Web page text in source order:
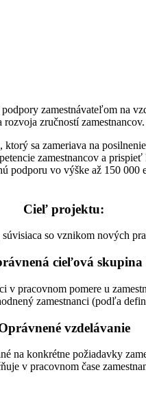
zamestnávateľom na
zručností zamestnancov.
sa zameriava na
zamestnancov a
vo výške až 150
Cieľ projektu:
so vznikom nových
cieľová skupina
v pracovnom pomere u
zamestnanci (podľa
vzdelávanie
na konkrétne požiadavky
v pracovnom čase